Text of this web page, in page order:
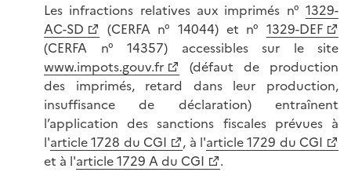
Les infractions relatives aux imprimés n° 1329-
AC-SD
(CERFA n° 14044) et n° 1329-DEF
(CERFA n° 14357) accessibles sur le site
www.impots.gouv.fr
(défaut de production
des imprimés, retard dans leur production,
insuffisance de déclaration) entraînent
l’application des sanctions fiscales prévues à
l'article 1728 du CGI , à l'article 1729 du CGI
et à l'article 1729 A du CGI
.